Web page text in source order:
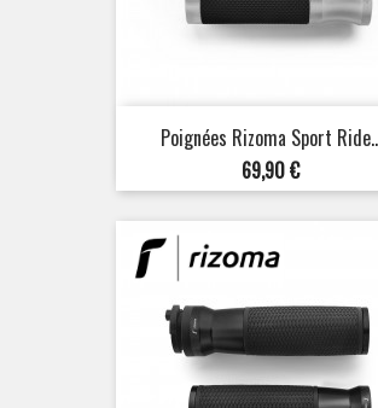
Poignées Rizoma Sport
Prix
69,90 €